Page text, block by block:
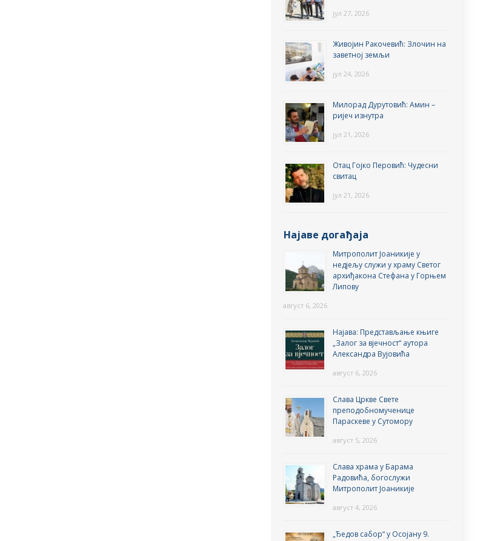
јул 27, 2026
Живојин Ракочевић: Злочин на
заветној земљи
јул 24, 2026
Милорад Дурутовић: Амин –
ријеч изнутра
јул 21, 2026
Отац Гојко Перовић: Чудесни
свитац
јул 21, 2026
Најаве догађаја
Митрополит Јоаникије у
недјељу служи у храму Светог
архиђакона Стефана у Горњем
Липову
август 6, 2026
Најава: Представљање књиге
„Залог за вјечност“ аутора
Александра Вујовића
август 6, 2026
Слава Цркве Свете
преподобномученице
Параскеве у Сутомору
август 5, 2026
Слава храма у Барама
Радовића, богослужи
Митрополит Јоаникије
август 4, 2026
„Ђедов сабор“ у Осојану 9.